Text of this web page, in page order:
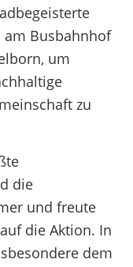
Busbahnhof
um
zu
die
und freute
die Aktion. In
dem